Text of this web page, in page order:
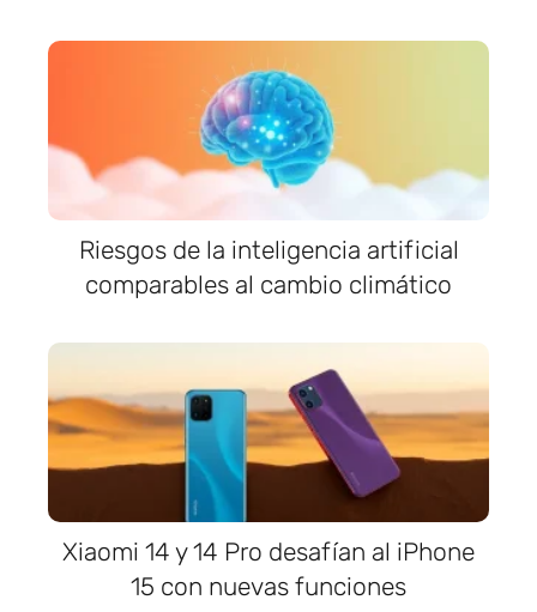
Riesgos de la inteligencia artificial
comparables al cambio climático
Xiaomi 14 y 14 Pro desafían al iPhone
15 con nuevas funciones